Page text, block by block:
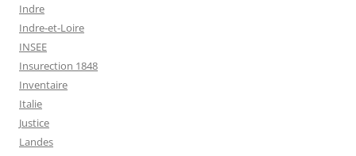
Indre
Indre-et-Loire
INSEE
Insurection 1848
Inventaire
Italie
Justice
Landes